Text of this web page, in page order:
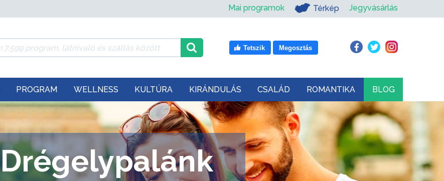
Mai programok Térkép Jegyvásárlás
Tetszik Megosztás
PROGRAM WELLNESS KULTÚRA KIRÁNDULÁS CSALÁD ROMANTIKA BLOG
Drégelypalánk